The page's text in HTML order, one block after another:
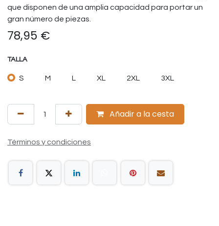
que disponen de una amplia capacidad para portar un
gran número de piezas.
78,95 €
TALLA
S M L XL 2XL 3XL
Añadir a la cesta
Términos y condiciones